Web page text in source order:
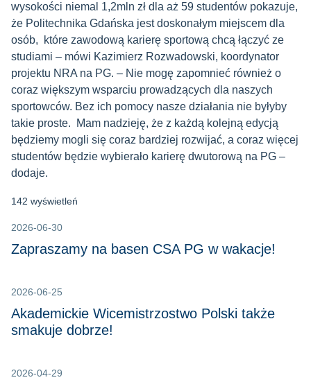
wysokości niemal 1,2mln zł dla aż 59 studentów pokazuje,
że Politechnika Gdańska jest doskonałym miejscem dla
osób, które zawodową karierę sportową chcą łączyć ze
studiami – mówi Kazimierz Rozwadowski, koordynator
projektu NRA na PG. – Nie mogę zapomnieć również o
coraz większym wsparciu prowadzących dla naszych
sportowców. Bez ich pomocy nasze działania nie byłyby
takie proste. Mam nadzieję, że z każdą kolejną edycją
będziemy mogli się coraz bardziej rozwijać, a coraz więcej
studentów będzie wybierało karierę dwutorową na PG –
dodaje.
142 wyświetleń
2026-06-30
Zapraszamy na basen CSA PG w wakacje!
2026-06-25
Akademickie Wicemistrzostwo Polski także
smakuje dobrze!
2026-04-29